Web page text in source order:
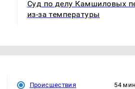
Суд по делу Камшиловых
из-за температуры
Происшествия 54